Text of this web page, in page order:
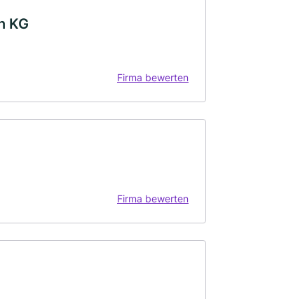
KG
Firma bewerten
Firma bewerten